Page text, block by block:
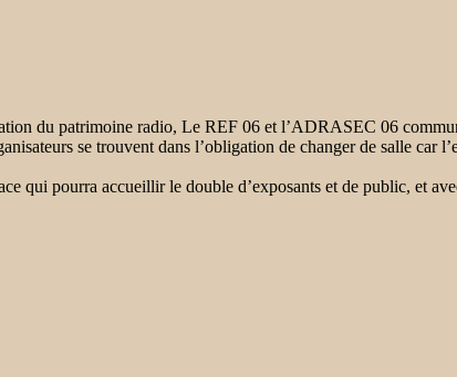
du patrimoine radio, Le REF 06 et l’ADRASEC 06
se trouvent dans l’obligation de changer de salle car
qui pourra accueillir le double d’exposants et de public, et